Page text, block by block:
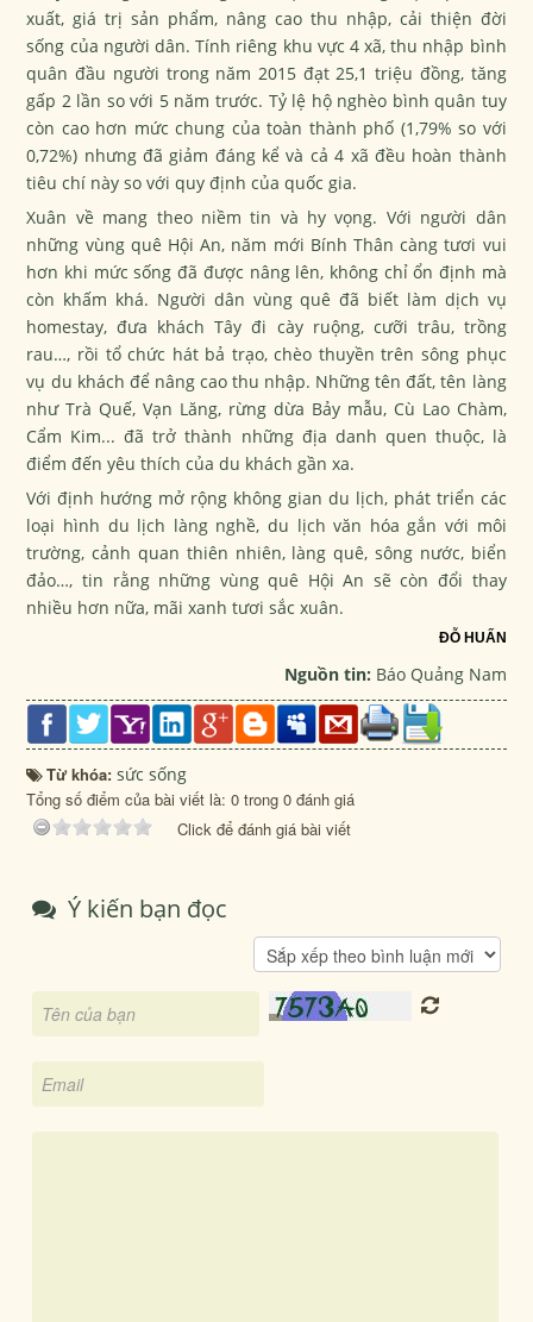
xuất, giá trị sản phẩm, nâng cao thu nhập, cải thiện đời
sống của người dân. Tính riêng khu vực 4 xã, thu nhập bình
quân đầu người trong năm 2015 đạt 25,1 triệu đồng, tăng
gấp 2 lần so với 5 năm trước. Tỷ lệ hộ nghèo bình quân tuy
còn cao hơn mức chung của toàn thành phố (1,79% so với
0,72%) nhưng đã giảm đáng kể và cả 4 xã đều hoàn thành
tiêu chí này so với quy định của quốc gia.
Xuân về mang theo niềm tin và hy vọng. Với người dân
những vùng quê Hội An, năm mới Bính Thân càng tươi vui
hơn khi mức sống đã được nâng lên, không chỉ ổn định mà
còn khấm khá. Người dân vùng quê đã biết làm dịch vụ
homestay, đưa khách Tây đi cày ruộng, cưỡi trâu, trồng
rau…, rồi tổ chức hát bả trạo, chèo thuyền trên sông phục
vụ du khách để nâng cao thu nhập. Những tên đất, tên làng
như Trà Quế, Vạn Lăng, rừng dừa Bảy mẫu, Cù Lao Chàm,
Cẩm Kim... đã trở thành những địa danh quen thuộc, là
điểm đến yêu thích của du khách gần xa.
Với định hướng mở rộng không gian du lịch, phát triển các
loại hình du lịch làng nghề, du lịch văn hóa gắn với môi
trường, cảnh quan thiên nhiên, làng quê, sông nước, biển
đảo…, tin rằng những vùng quê Hội An sẽ còn đổi thay
nhiều hơn nữa, mãi xanh tươi sắc xuân.
ĐỖ HUẤN
Nguồn tin: Báo Quảng Nam
Từ khóa:sức sống
Tổng số điểm của bài viết là: 0 trong 0 đánh giá
Click để đánh giá bài viết
Ý kiến bạn đọc